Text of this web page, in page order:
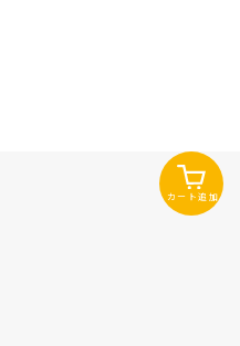
カート追加